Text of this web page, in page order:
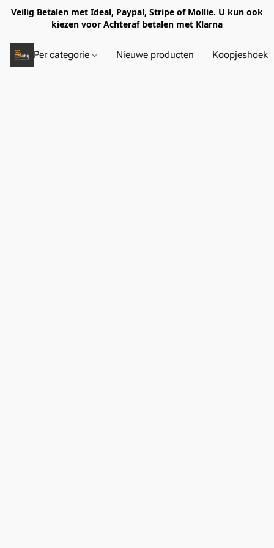
Veilig Betalen met Ideal, Paypal, Stripe of Mollie. U kun ook
kiezen voor Achteraf betalen met Klarna
Per categorie Nieuwe producten Koopjeshoek